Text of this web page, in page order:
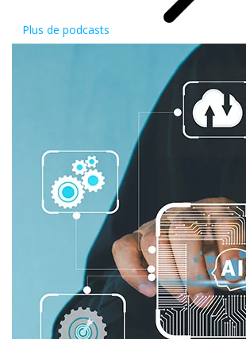
Plus de podcasts